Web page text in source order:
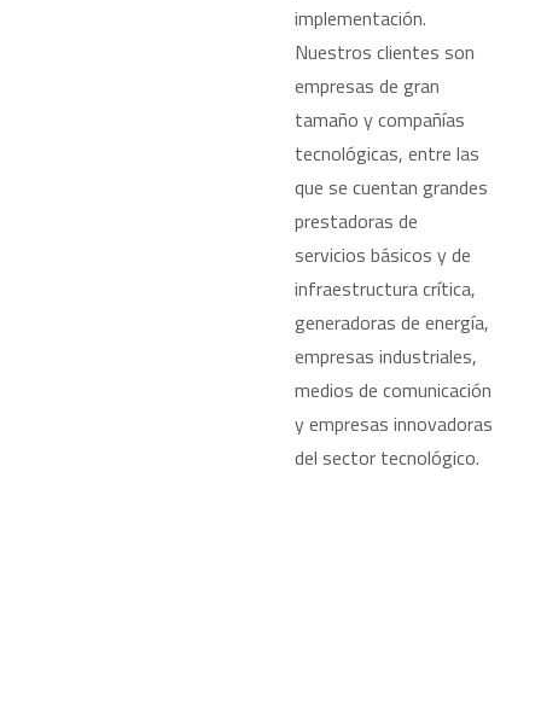
implementación.
Nuestros clientes son
empresas de gran
tamaño y compañías
tecnológicas, entre las
que se cuentan grandes
prestadoras de
servicios básicos y de
infraestructura crítica,
generadoras de energía,
empresas industriales,
medios de comunicación
y empresas innovadoras
del sector tecnológico.